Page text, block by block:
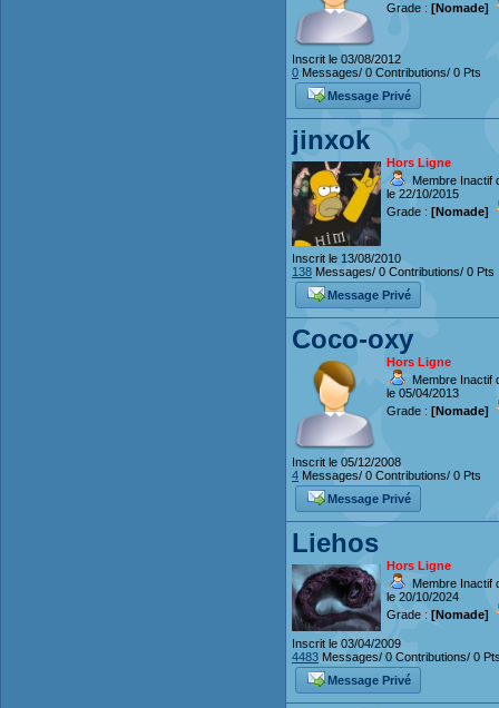
Grade : [Nomade]
Inscrit le 03/08/2012
0 Messages/ 0 Contributions/ 0 Pts
Message Privé
jinxok
Hors Ligne
Membre Inactif
le 22/10/2015
Grade : [Nomade]
Inscrit le 13/08/2010
138 Messages/ 0 Contributions/ 0 Pts
Message Privé
Coco-oxy
Hors Ligne
Membre Inactif
le 05/04/2013
Grade : [Nomade]
Inscrit le 05/12/2008
4 Messages/ 0 Contributions/ 0 Pts
Message Privé
Liehos
Hors Ligne
Membre Inactif
le 20/10/2024
Grade : [Nomade]
Inscrit le 03/04/2009
4483 Messages/ 0 Contributions/ 0
Message Privé